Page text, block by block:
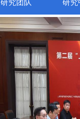
研究团队 研究